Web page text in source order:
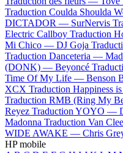
Traduction Coulda Shoulda
DICTADOR — SurNervis
Electric Callboy Traduction
Mi Chico — DJ Goja
Traduction Danceteria —
(DONK) — Beyoncé
Time Of My Life — Benson
XCX Traduction Happiness
Traduction RMB (Ring My
Reyez Traduction YOYO —
Madonna Traduction Van
WIDE AWAKE — Chris
HP mobile